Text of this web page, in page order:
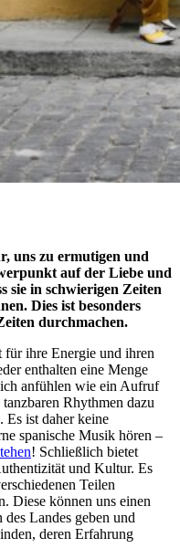
uns zu ermutigen und
auf der Liebe und
sie in schwierigen Zeiten
Dies ist besonders
durchmachen.
für ihre Energie und ihren
enthalten eine Menge
anfühlen wie ein Aufruf
Rhythmen dazu
Es ist daher keine
spanische Musik hören –
! Schließlich bietet
und Kultur. Es
Teilen
Diese können uns einen
Landes geben und
deren Erfahrung